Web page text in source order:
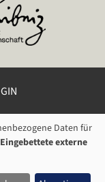
Daten für
externe